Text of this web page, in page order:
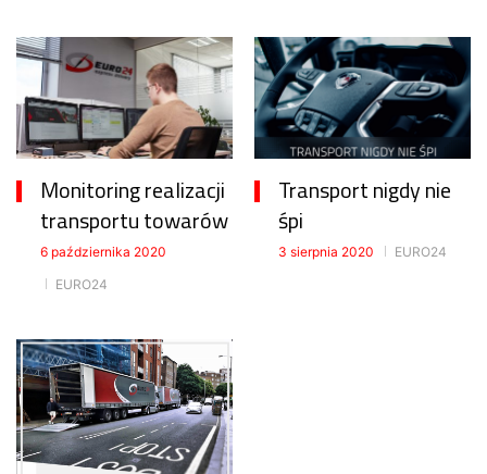
Monitoring realizacji
transportu towarów
6 października 2020
EURO24
Transport nigdy nie
śpi
3 sierpnia 2020 EURO24